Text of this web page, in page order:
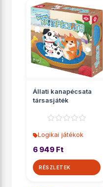
Állati kanapécsata
társasjáték
Logikai játékok
6 949 Ft
RÉSZLETEK